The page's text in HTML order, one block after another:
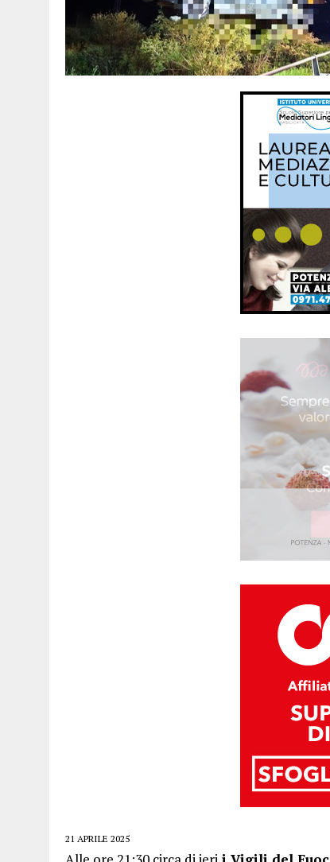
21 APRILE 2025